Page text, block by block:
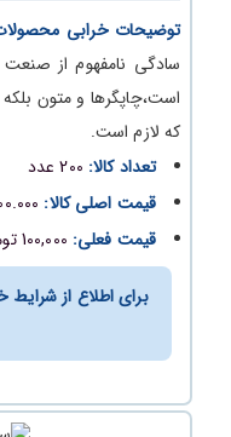
توضیحات خرابی
سادگی نامفهوم از صنعت
است،چاپگرها و متون
که لازم است.
تعداد کالا: 200 عدد
قیمت اصلی کالا:
قیمت فعلی: 100,000 تومان